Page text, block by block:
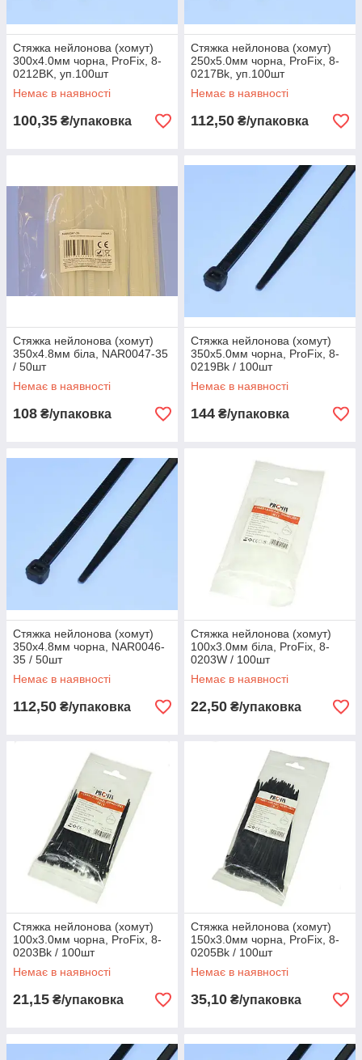
Стяжка нейлонова (хомут)
300х4.0мм чорна, ProFix, 8-
0212BK, уп.100шт
Немає в наявності
100,35 ₴/упаковка
Стяжка нейлонова (хомут)
250х5.0мм чорна, ProFix, 8-
0217Bk, уп.100шт
Немає в наявності
112,50 ₴/упаковка
Стяжка нейлонова (хомут)
350х4.8мм біла, NAR0047-35
/ 50шт
Немає в наявності
108 ₴/упаковка
Стяжка нейлонова (хомут)
350х5.0мм чорна, ProFix, 8-
0219Bk / 100шт
Немає в наявності
144 ₴/упаковка
Стяжка нейлонова (хомут)
350х4.8мм чорна, NAR0046-
35 / 50шт
Немає в наявності
112,50 ₴/упаковка
Стяжка нейлонова (хомут)
100х3.0мм біла, ProFix, 8-
0203W / 100шт
Немає в наявності
22,50 ₴/упаковка
Стяжка нейлонова (хомут)
100х3.0мм чорна, ProFix, 8-
0203Bk / 100шт
Немає в наявності
21,15 ₴/упаковка
Стяжка нейлонова (хомут)
150х3.0мм чорна, ProFix, 8-
0205Bk / 100шт
Немає в наявності
35,10 ₴/упаковка